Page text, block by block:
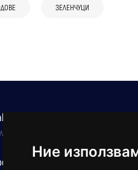
Ние
ЗЕЛЕНЧУЦИ
да бъдат
с до 20 евро
Ботев" 43
и абонаменти